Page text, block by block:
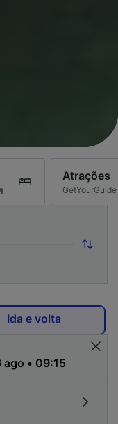
Atrações
GetYourGuide
Ida e volta